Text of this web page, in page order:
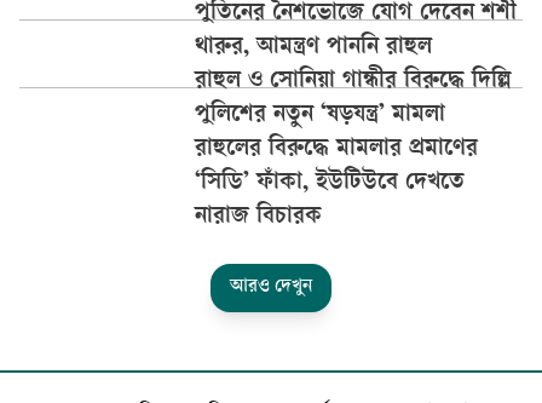
পুতিনের নৈশভোজে যোগ দেবেন শশী
থারুর, আমন্ত্রণ পাননি রাহুল
রাহুল ও সোনিয়া গান্ধীর বিরুদ্ধে দিল্লি
পুলিশের নতুন ‘ষড়যন্ত্র’ মামলা
রাহুলের বিরুদ্ধে মামলার প্রমাণের
‘সিডি’ ফাঁকা, ইউটিউবে দেখতে
নারাজ বিচারক
আরও দেখুন